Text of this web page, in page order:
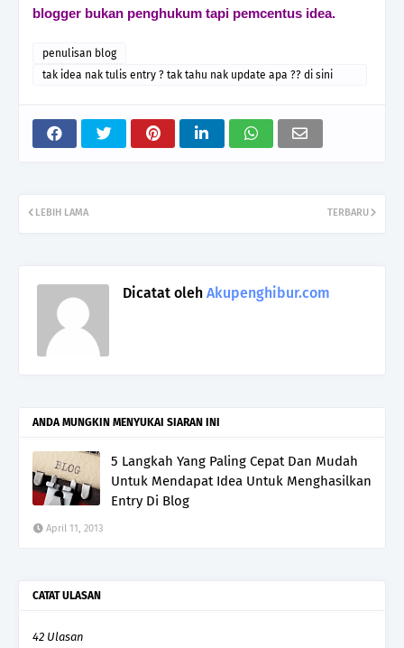
blogger bukan penghukum tapi pemcentus idea.
penulisan blog
tak idea nak tulis entry ? tak tahu nak update apa ?? di sini
TERBARU
LEBIH LAMA
Dicatat oleh Akupenghibur.com
ANDA MUNGKIN MENYUKAI SIARAN INI
5 Langkah Yang Paling Cepat Dan Mudah
Untuk Mendapat Idea Untuk Menghasilkan
Entry Di Blog
April 11, 2013
CATAT ULASAN
42 Ulasan